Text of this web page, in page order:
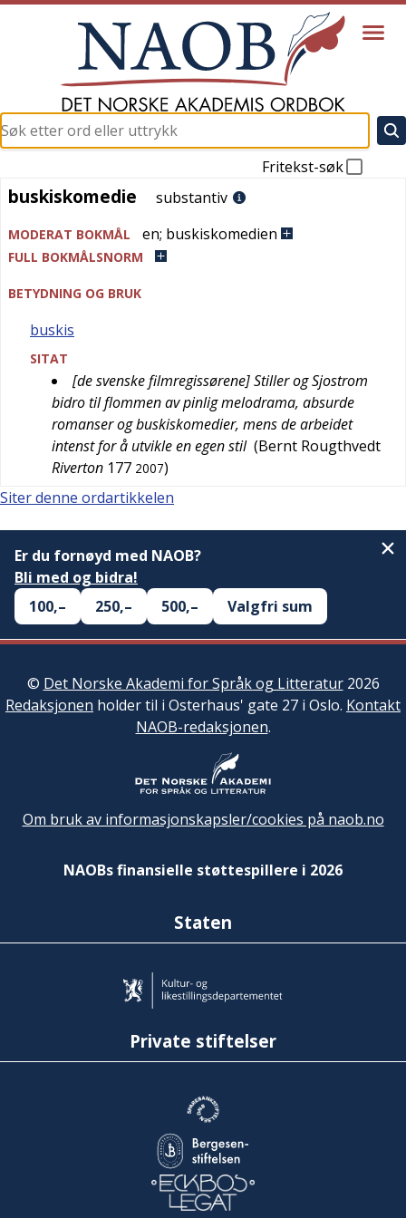
Fritekst-søk
buskiskomedie
buskiskomedie substantiv
MODERAT BOKMÅL en; buskiskomedien
FULL BOKMÅLSNORM
BETYDNING OG BRUK
buskis
SITAT
[de svenske filmregissørene] Stiller og Sjostrom
bidro til flommen av pinlig melodrama, absurde
romanser og buskiskomedier, mens de arbeidet
intenst for å utvikle en egen stil (Bernt Rougthvedt
Riverton 177 2007)
Siter denne ordartikkelen
Er du fornøyd med NAOB?
Bli med og bidra!
100,–
250,– 500,– Valgfri sum
© Det Norske Akademi for Språk og Litteratur2026
Redaksjonen holder til i Osterhaus' gate 27 i Oslo. Kontakt
NAOB-redaksjonen.
Om bruk av informasjonskapsler/cookies på naob.no
NAOBs finansielle støttespillere i 2026
Staten
Private stiftelser